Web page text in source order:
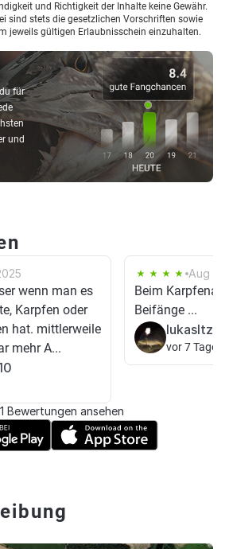
für
und
und Richtigkeit der Inhalte keine Gewähr.
sind stets die gesetzlichen Vorschriften sowie
jeweils gültigen Erlaubnisschein einzuhalten.
wenn man es
Karpfen oder
hat. mittlerweile
mehr A...
Aug 3,
Beim
Beifänge ...
lukasltzn
vor 7 Tagen
Bewertungen ansehen